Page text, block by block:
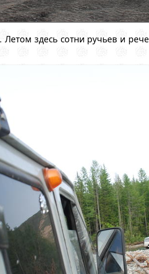
Летом здесь сотни ручьев и